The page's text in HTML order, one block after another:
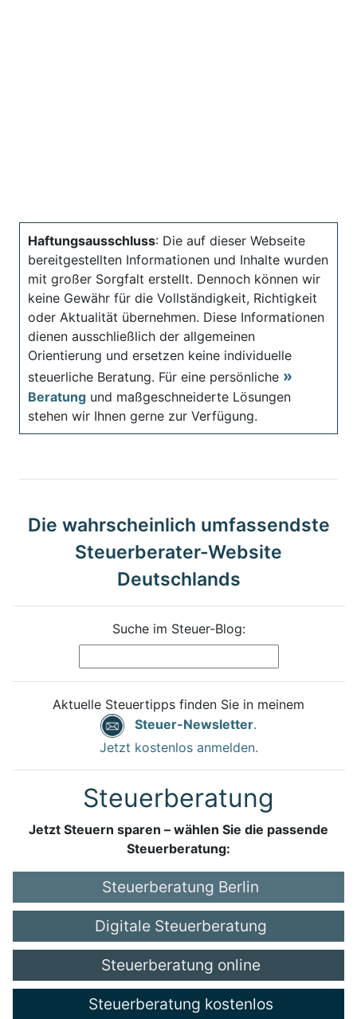
Haftungsausschluss: Die auf dieser Webseite
bereitgestellten Informationen und Inhalte wurden
mit großer Sorgfalt erstellt. Dennoch können wir
keine Gewähr für die Vollständigkeit, Richtigkeit
oder Aktualität übernehmen. Diese Informationen
dienen ausschließlich der allgemeinen
Orientierung und ersetzen keine individuelle
steuerliche Beratung. Für eine persönliche
Beratung und maßgeschneiderte Lösungen
stehen wir Ihnen gerne zur Verfügung.
Die wahrscheinlich umfassendste
Steuerberater-Website
Deutschlands
Suche im Steuer-Blog:
Aktuelle Steuertipps finden Sie in meinem
Steuer-Newsletter.
Jetzt kostenlos anmelden.
Steuerberatung
Jetzt Steuern sparen – wählen Sie die passende
Steuerberatung:
Steuerberatung Berlin
Digitale Steuerberatung
Steuerberatung online
Steuerberatung kostenlos